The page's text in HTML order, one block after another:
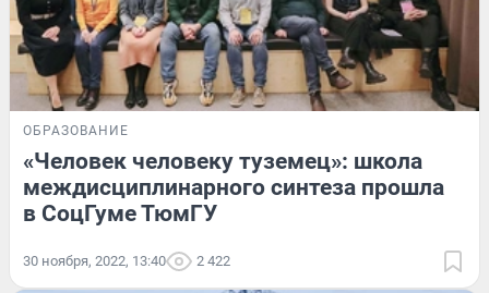
ОБРАЗОВАНИЕ
«Человек человеку туземец»: школа
междисциплинарного синтеза прошла
в СоцГуме ТюмГУ
30 ноября, 2022, 13:40 2 422